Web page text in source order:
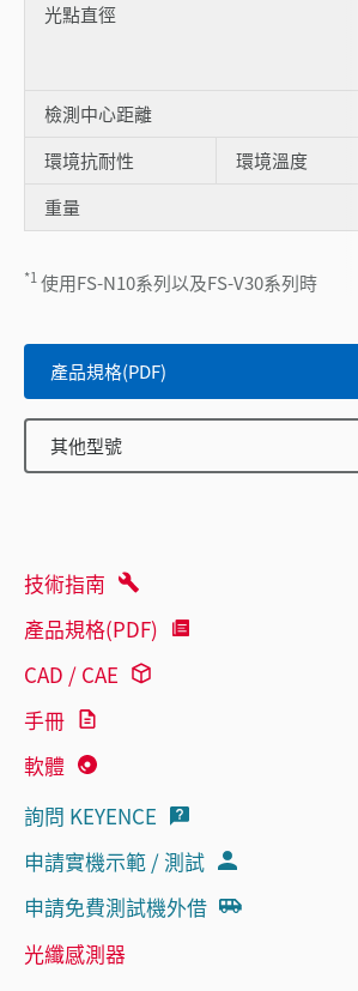
光點直徑
檢測中心距離
環境抗耐性 環境溫度
重量
*1使用FS-N10系列以及FS-V30系列時
產品規格(PDF)
其他型號
技術指南
產品規格(PDF)
CAD / CAE
手冊
軟體
詢問 KEYENCE
申請實機示範 / 測試
申請免費測試機外借
光纖感測器